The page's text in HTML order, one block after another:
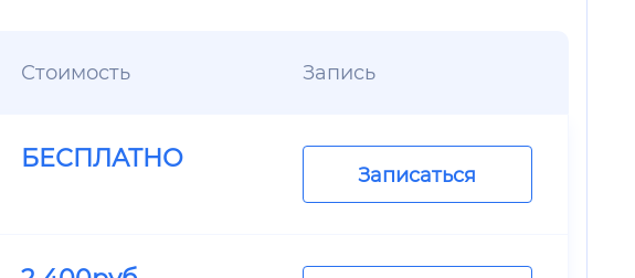
Стоимость Запись
БЕСПЛАТНО
Записаться